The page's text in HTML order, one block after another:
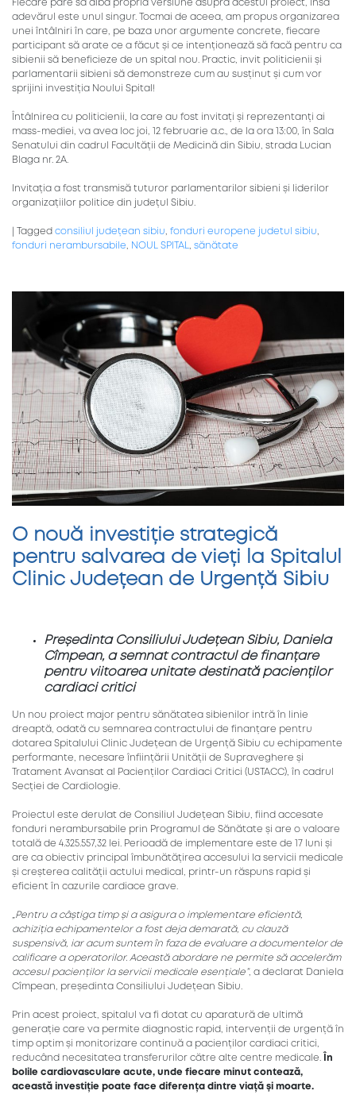
Fiecare pare să aibă propria versiune asupra acestui proiect, însă
adevărul este unul singur. Tocmai de aceea, am propus organizarea
unei întâlniri în care, pe baza unor argumente concrete, fiecare
participant să arate ce a făcut și ce intenționează să facă pentru ca
sibienii să beneficieze de un spital nou. Practic, invit politicienii și
parlamentarii sibieni să demonstreze cum au susținut și cum vor
sprijini investiția Noului Spital!
Întâlnirea cu politicienii, la care au fost invitați și reprezentanți ai
mass-mediei, va avea loc joi, 12 februarie a.c., de la ora 13:00, în Sala
Senatului din cadrul Facultății de Medicină din Sibiu, strada Lucian
Blaga nr. 2A.
Invitația a fost transmisă tuturor parlamentarilor sibieni și liderilor
organizațiilor politice din județul Sibiu.
Tagged consiliul județean sibiu fonduri europene judetul sibiu
fonduri nerambursabile
NOUL SPITAL sănătate
O nouă investiție strategică
pentru salvarea de vieți la Spitalul
Clinic Județean de Urgență Sibiu
Președinta Consiliului Județean Sibiu, Daniela
Cîmpean, a semnat contractul de finanțare
pentru viitoarea unitate destinată pacienților
cardiaci critici
Un nou proiect major pentru sănătatea sibienilor intră în linie
dreaptă, odată cu semnarea contractului de finanțare pentru
dotarea Spitalului Clinic Județean de Urgență Sibiu cu echipamente
performante, necesare înființării Unității de Supraveghere și
Tratament Avansat al Pacienților Cardiaci Critici (USTACC), în cadrul
Secției de Cardiologie.
Proiectul este derulat de Consiliul Județean Sibiu, fiind accesate
fonduri nerambursabile prin Programul de Sănătate și are o valoare
totală de 4.325.557,32 lei. Perioadă de implementare este de 17 luni și
are ca obiectiv principal îmbunătățirea accesului la servicii medicale
și creșterea calității actului medical, printr-un răspuns rapid și
eficient în cazurile cardiace grave.
„Pentru a câștiga timp și a asigura o implementare eficientă,
achiziția echipamentelor a fost deja demarată, cu clauză
suspensivă, iar acum suntem în faza de evaluare a documentelor de
calificare a operatorilor. Această abordare ne permite să accelerăm
accesul pacienților la servicii medicale esențiale”, a declarat Daniela
Cîmpean, președinta Consiliului Județean Sibiu.
Prin acest proiect, spitalul va fi dotat cu aparatură de ultimă
generație care va permite diagnostic rapid, intervenții de urgență în
timp optim și monitorizare continuă a pacienților cardiaci critici,
reducând necesitatea transferurilor către alte centre medicale.
În
bolile cardiovasculare acute, unde fiecare minut contează,
această investiție poate face diferența dintre viață și moarte.